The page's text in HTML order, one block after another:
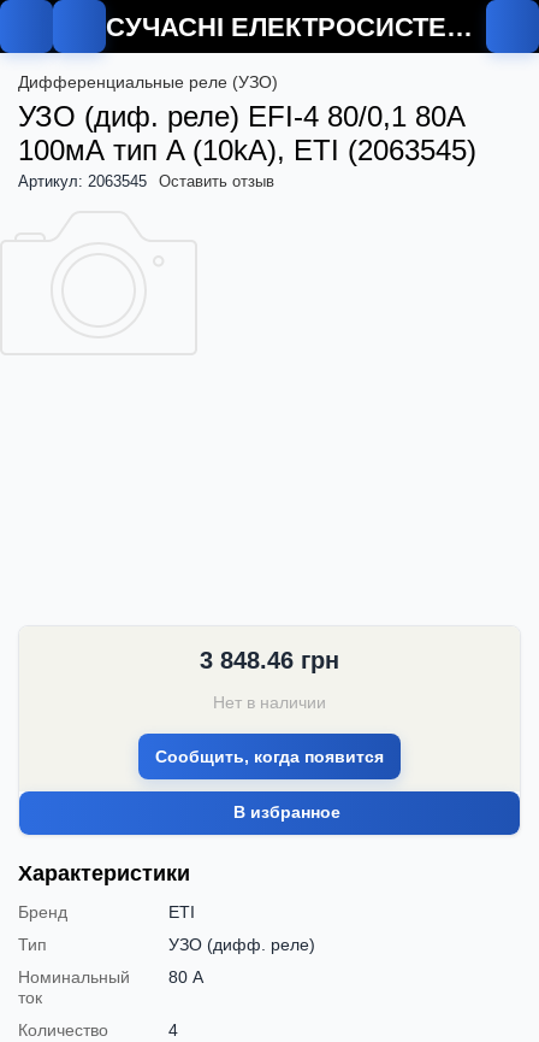
СУЧАСНІ ЕЛЕКТРОСИСТЕМИ
Дифференциальные реле (УЗО)
УЗО (диф. реле) EFI-4 80/0,1 80А
100мА тип A (10kA), ETI (2063545)
Артикул: 2063545 Оставить отзыв
3 848.46 грн
Нет в наличии
Сообщить, когда появится
В избранное
Характеристики
Бренд
ETI
Тип
УЗО (дифф. реле)
Номинальный
ток
80 А
Количество
4